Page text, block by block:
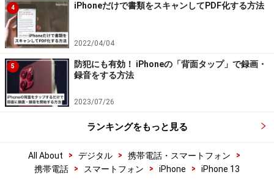
4 iPhoneだけで書類をスキャンしてPDF化する方法
2022/04/04
5
防犯にも有効！ iPhoneの「背面タップ」で録画・
録音をする方法
2023/07/26
ランキングをもっと見る
All About > デジタル > 携帯電話・スマートフォン
>
携帯電話
> スマートフォン > iPhone > iPhone 13